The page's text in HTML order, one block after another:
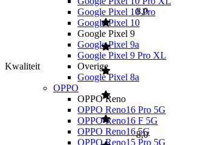
Google Pixel 10 Pro
Google Pixel 10
Google Pixel 9
Google Pixel 9a
Google Pixel 9 Pro XL
Overige
Google Pixel 8a
OPPO
OPPO Reno
OPPO Reno16 Pro 5G
OPPO Reno16 F 5G
OPPO Reno16 5G
OPPO Reno15 Pro 5G
Kwaliteit
8,0
8,0